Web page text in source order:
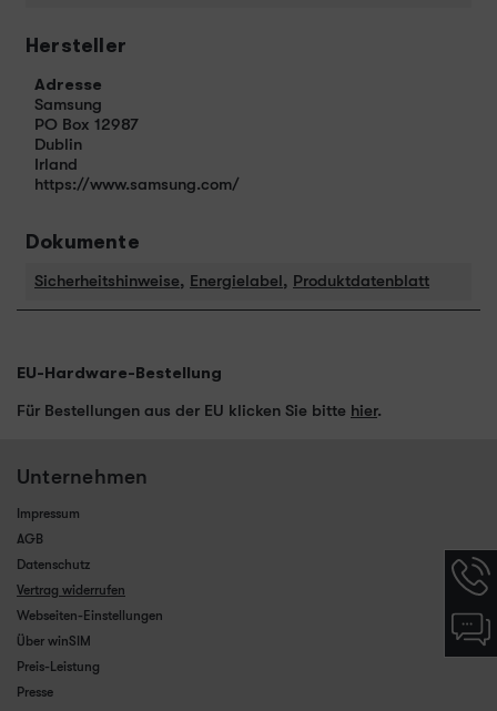
Hersteller
Adresse
Samsung
PO Box 12987
Dublin
Irland
https://www.samsung.com/
Dokumente
Sicherheitshinweise, Energielabel, Produktdatenblatt
EU-Hardware-Bestellung
Für Bestellungen aus der EU klicken Sie bitte hier.
Unternehmen
Impressum
AGB
Datenschutz
Vertrag widerrufen
Webseiten-Einstellungen
Über winSIM
Preis-Leistung
Presse
Chat-